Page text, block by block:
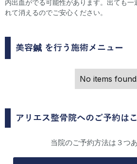
内出血がでる可能性があります。出ても一
れて消えるのでご安心ください。
美容鍼 を行う施術メニュー
No items
アリエス整骨院へのご予約は
当院のご予約方法は３つあ